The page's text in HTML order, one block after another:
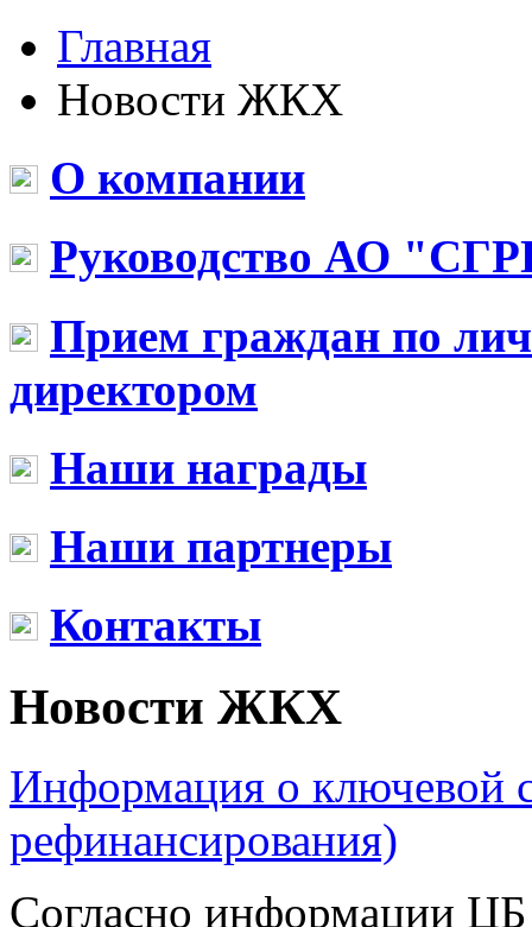
Главная
Новости ЖКХ
О компании
Руководство АО
Прием граждан по
директором
Наши награды
Наши партнеры
Контакты
Новости ЖКХ
Информация о ключевой
рефинансирования)
Согласно информации